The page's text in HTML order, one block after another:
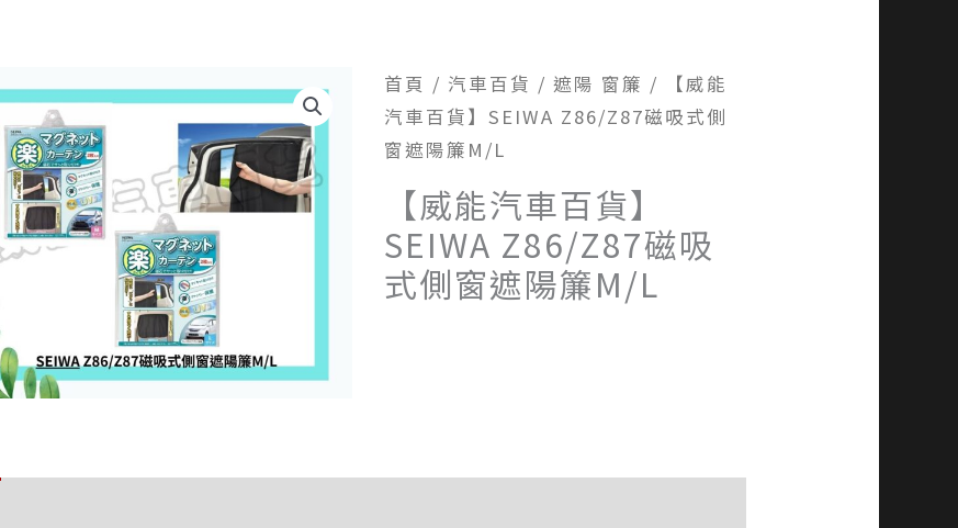
首頁 / 汽車百貨 / 遮陽 窗簾 / 【威能
汽車百貨】SEIWA Z86/Z87磁吸式側
窗遮陽簾M/L
【威能汽車百貨】
SEIWA Z86/Z87磁吸
式側窗遮陽簾M/L